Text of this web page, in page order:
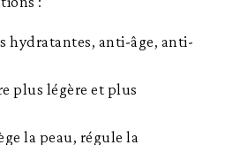
hydratantes, anti-âge, anti-
plus légère et plus
la peau, régule la